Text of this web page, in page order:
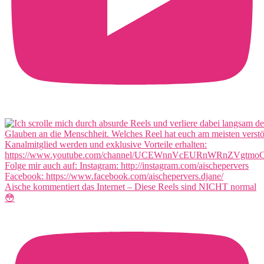
Aische kommentiert das Internet – Diese Reels sind NICHT normal
😳